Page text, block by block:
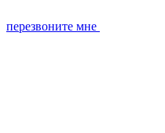
перезвоните мне